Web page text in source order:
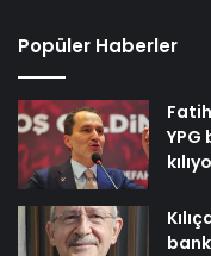
Popüler Haberler
YPG